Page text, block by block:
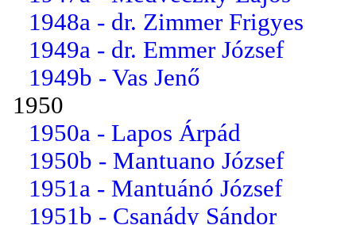
1948a - dr. Zimmer Frigyes
1949a - dr. Emmer József
1949b - Vas Jenő
1950
1950a - Lapos Árpád
1950b - Mantuano József
1951a - Mantuánó József
1951b - Csanády Sándor